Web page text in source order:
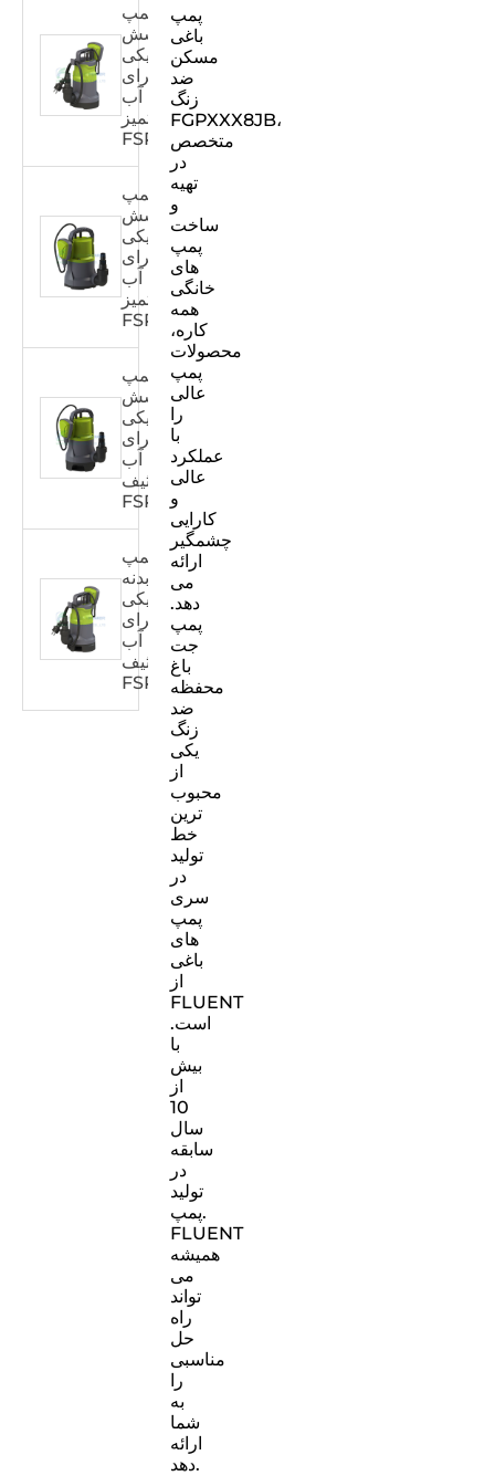
پمپ
پوشش
پلاستیکی
برای
آب
تمیز
FSPXXX32C
پمپ
پوشش
پلاستیکی
برای
آب
تمیز
FSPXXX31C
پمپ
پوشش
پلاستیکی
برای
آب
کثیف
FSPXXX31DW
پمپ
بدنه
پلاستیکی
برای
آب
کثیف
FSPXXX32DW
پمپ
باغی
مسکن
ضد
زنگ
FGPXXX8JB،
متخصص
در
تهیه
و
ساخت
پمپ
های
خانگی
همه
کاره،
محصولات
پمپ
عالی
را
با
عملکرد
عالی
و
کارایی
چشمگیر
ارائه
می
دهد.
پمپ
جت
باغ
محفظه
ضد
زنگ
یکی
از
محبوب
ترین
خط
تولید
در
سری
پمپ
های
باغی
از
FLUENT
است.
با
بیش
از
10
سال
سابقه
در
تولید
پمپ.
FLUENT
همیشه
می
تواند
راه
حل
مناسبی
را
به
شما
ارائه
دهد.